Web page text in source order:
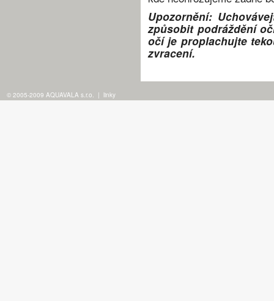
Upozornění:
způsobit podráždění
očí je proplachujte
zvracení.
© 2005-2009 AQUAVALA s.r.o. | linky